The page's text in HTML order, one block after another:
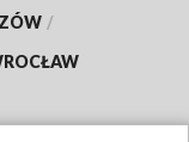
/